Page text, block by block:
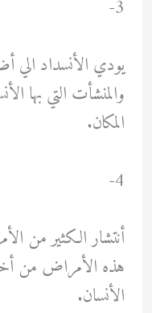
3-
يودي الأنسداد الي
والمنشأت التي بها
المكان.
4-
أنتشار الكثير من
هذه الأمراض من
الأنسان.